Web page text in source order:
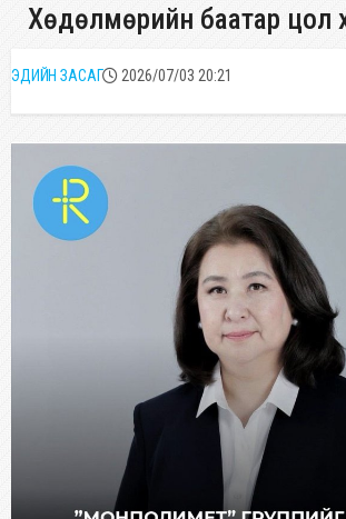
Хөдөлмөрийн баатар цол
ЭДИЙН ЗАСАГ 2026/07/03 20:21